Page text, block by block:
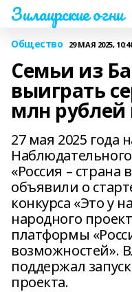
Зилаирские огни
Общество 29 МАЯ 2025,
Семьи из
выиграть
млн
27 мая 2025 года
«Россия – страна
объявили о
конкурса «Это у
народного
платформы
возможностей».
поддержал
проекта.